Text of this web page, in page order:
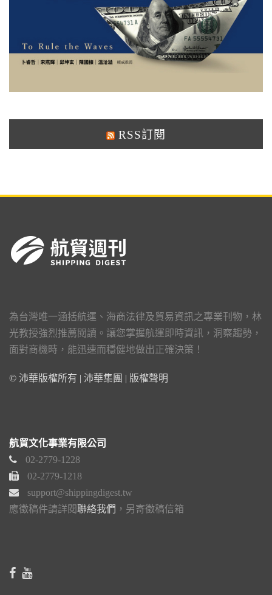
RSS訂閱
為台灣唯一涵括航運、海商法律及貿易資訊之專業刊物，林
光教授強烈推薦閱讀。讓您掌握航運即時資訊，洞察趨勢，
面對商機時，能迅速而穩健地做出正確決策！
© 沛華版權所有 | 沛華集團 | 版權聲明
航貿文化事業有限公司
02-2779-1228
02-2779-1218
support@shippingdigest.tw
應徵稿件請詳閱聯絡我們 ，另寄徵稿信箱